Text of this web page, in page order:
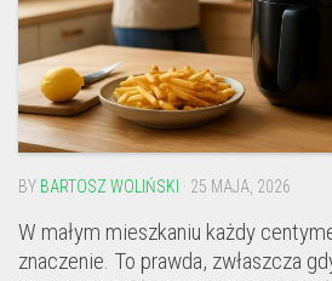
BY BARTOSZ WOLIŃSKI · 25 MAJA, 2026
W małym mieszkaniu każdy
znaczenie. To prawda, zwłaszcza